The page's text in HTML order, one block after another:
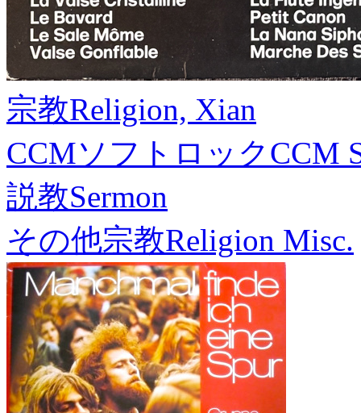
宗教Religion, Xian
CCMソフトロックCCM
説教Sermon
その他宗教Religion Misc.